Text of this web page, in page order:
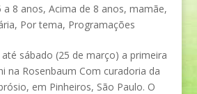
a 8 anos, Acima de 8 anos, mamãe,
, Por tema, Programações
sábado (25 de março) a primeira
na Rosenbaum Com curadoria da
em Pinheiros, São Paulo. O